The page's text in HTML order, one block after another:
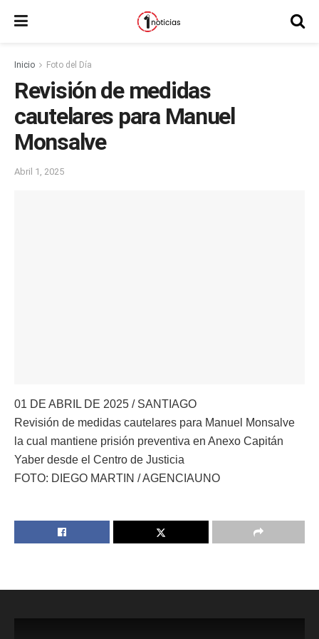
Inicio Foto del Día
Revisión de medidas
cautelares para Manuel
Monsalve
Abril 1, 2025
01 DE ABRIL DE 2025 / SANTIAGO
Revisión de medidas cautelares para Manuel Monsalve
la cual mantiene prisión preventiva en Anexo Capitán
Yaber desde el Centro de Justicia
FOTO: DIEGO MARTIN / AGENCIAUNO